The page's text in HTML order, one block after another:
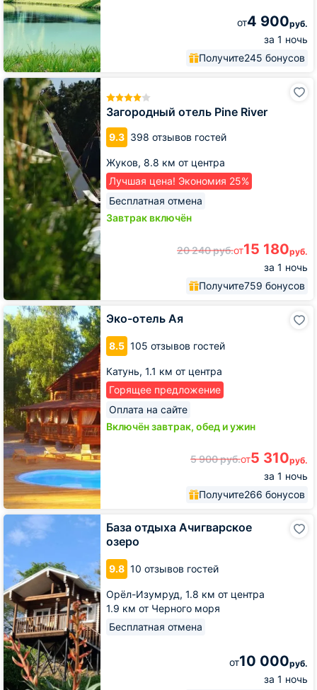
от4 900руб.
за 1 ночь
Получите245 бонусов
Загородный отель Pine River
9.3 398 отзывов гостей
Жуков, 8.8 км от центра
Лучшая цена! Экономия 25%
Бесплатная отмена
Завтрак включён
20 240руб.от15 180руб.
за 1 ночь
Получите759 бонусов
Загородный
отель
Pine
River
Эко-отель Ая
8.5 105 отзывов гостей
Катунь, 1.1 км от центра
Горящее предложение
Оплата на сайте
Включён завтрак, обед и ужин
5 900руб.от5 310руб.
за 1 ночь
Получите266 бонусов
Эко-
отель
Ая
База отдыха Ачигварское
озеро
9.8 10 отзывов гостей
Орёл-Изумруд, 1.8 км от центра
1.9 км от Черного моря
Бесплатная отмена
от10 000руб.
за 1 ночь
База
отдыха
Ачигварское